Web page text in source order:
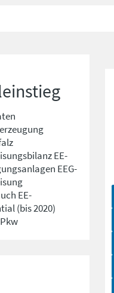
EE-
EEG-
EE-
(bis 2020)